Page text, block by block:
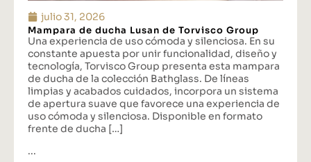
julio 31, 2026
Mampara de ducha Lusan de Torvisco Group
Una experiencia de uso cómoda y silenciosa. En su
constante apuesta por unir funcionalidad, diseño y
tecnología, Torvisco Group presenta esta mampara
de ducha de la colección Bathglass. De líneas
limpias y acabados cuidados, incorpora un sistema
de apertura suave que favorece una experiencia de
uso cómoda y silenciosa. Disponible en formato
frente de ducha […]
...